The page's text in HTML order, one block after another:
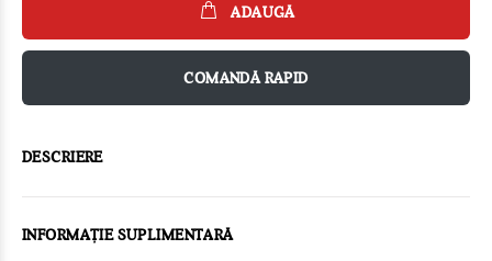
ADAUGĂ
COMANDĂ RAPID
DESCRIERE
INFORMAȚIE SUPLIMENTARĂ